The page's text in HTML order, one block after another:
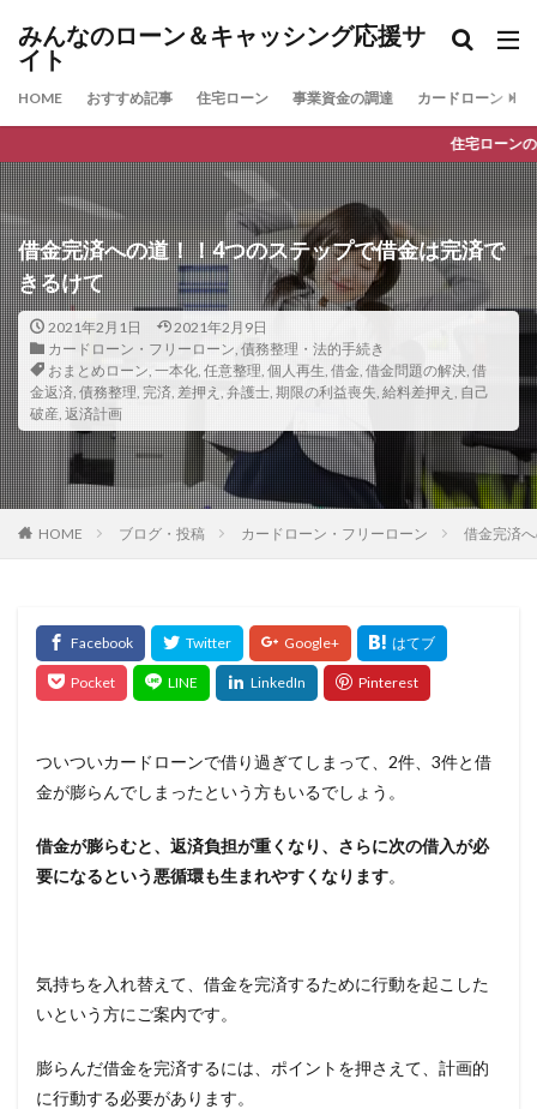
みんなのローン＆キャッシング応援サ
イト
HOME おすすめ記事 住宅ローン 事業資金の調達 カードローン
住宅ローンの最新人気ランキ
借金完済への道！！4つのステップで借金は完済で
きるけて
2021年2月1日
2021年2月9日
カードローン・フリーローン, 債務整理・法的手続き
おまとめローン, 一本化, 任意整理, 個人再生, 借金, 借金問題の解決, 借
金返済, 債務整理, 完済, 差押え , 弁護士, 期限の利益喪失, 給料差押え , 自己
破産, 返済計画
HOME ブログ・投稿 カードローン・フリーローン 借金完済
ついついカードローンで借り過ぎてしまって、2件、3件と借
金が膨らんでしまったという方もいるでしょう。
借金が膨らむと、返済負担が重くなり、さらに次の借入が必
要になるという悪循環も生まれやすくなります。
気持ちを入れ替えて、借金を完済するために行動を起こした
いという方にご案内です。
膨らんだ借金を完済するには、ポイントを押さえて、計画的
に行動する必要があります。